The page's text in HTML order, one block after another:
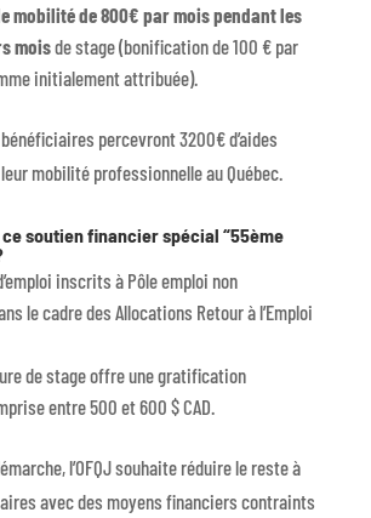
mobilité de 800€ par mois pendant les
moisde stage (bonification de 100 € par
initialement attribuée).
percevront 3200€ d’aides
mobilité professionnelle au Québec.
ce soutien financier spécial “55ème
inscrits à Pôle emploi non
le cadre des Allocations Retour à l’Emploi
de stage offre une gratification
entre 500 et 600 $ CAD.
l’OFQJ souhaite réduire le reste à
avec des moyens financiers contraints